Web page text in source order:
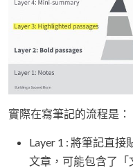
實際在寫筆記的流程是：
Layer 1 : 將筆記直
文章，可能包含了「